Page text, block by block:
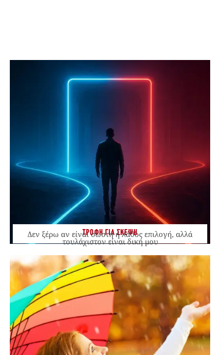
ΤΡΟΦΗ ΓΙΑ ΣΚΕΨΗ
Δεν ξέρω αν είναι σωστή ή λάθος επιλογή, αλλά
τουλάχιστον είναι δική μου